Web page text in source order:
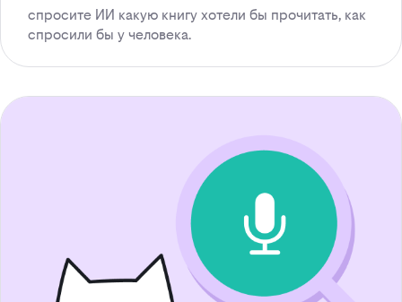
спросите ИИ какую книгу хотели бы прочитать, как
спросили бы у человека.